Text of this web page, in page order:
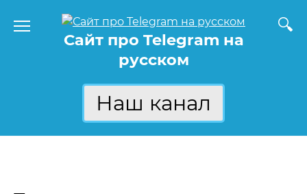
содержаниюСайт про Telegram на
русском
Наш канал